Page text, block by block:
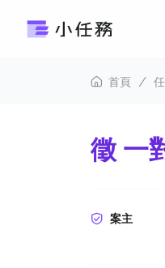
首頁
徵 一
案主